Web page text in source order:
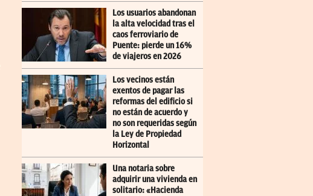
Los usuarios abandonan
la alta velocidad tras el
caos ferroviario de
Puente: pierde un 16%
de viajeros en 2026
Los vecinos están
exentos de pagar las
reformas del edificio si
no están de acuerdo y
no son requeridas según
la Ley de Propiedad
Horizontal
Una notaria sobre
adquirir una vivienda en
solitario: «Hacienda